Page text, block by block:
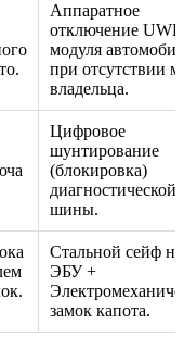
Аппаратное
отключение
модуля
при отсутствии
владельца.
Цифровое
шунтирование
(блокировка)
диагностической
шины.
Стальной сейф на
ЭБУ +
замок капота.